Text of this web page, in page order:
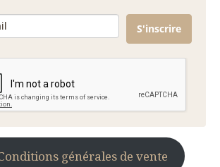
S'inscrire
générales de vente